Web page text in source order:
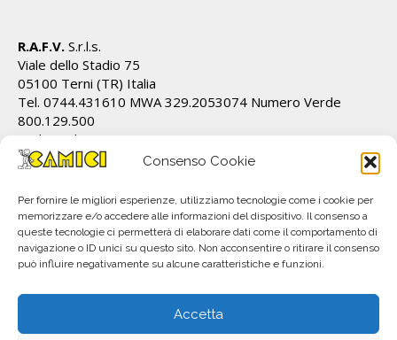
Consenso Cookie
Per fornire le migliori esperienze, utilizziamo tecnologie come i cookie per
memorizzare e/o accedere alle informazioni del dispositivo. Il consenso a
queste tecnologie ci permetterà di elaborare dati come il comportamento di
navigazione o ID unici su questo sito. Non acconsentire o ritirare il consenso
può influire negativamente su alcune caratteristiche e funzioni.
Accetta
R.A.F.V. S.r.l.s.
Viale dello Stadio 75
05100 Terni (TR) Italia
Tel. 0744.431610 MWA 329.2053074 Numero Verde
800.129.500
Cod.Fiscale/P.IVA IT01628820555 REA TR 112162
info@ecamici.it www.ecamici.it